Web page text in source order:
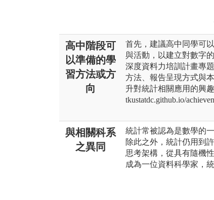
高中階段可
以準備的學
習方法或方
向
首先，建議高中同學可
與活動，以建立對數字
深度資料力培訓計畫專
方法、報告呈現方式與
升對統計相關應用的興
tkustatdc.github.io/
與相關科系
之異同
統計常被認為是數學的
除此之外，統計仍用到
思考架構，從具有隨機
成為一位資料科學家，